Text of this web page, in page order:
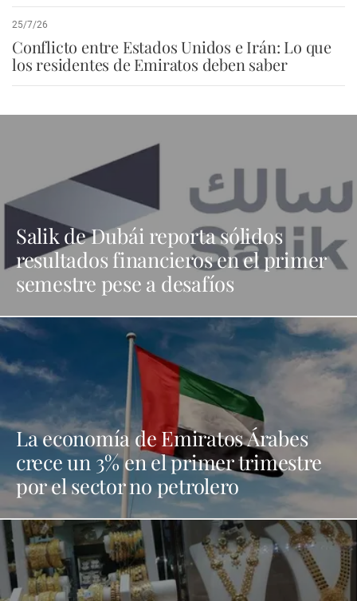
25/7/26
Conflicto entre Estados Unidos e Irán: Lo que
los residentes de Emiratos deben saber
Salik de Dubái reporta sólidos
resultados financieros en el primer
semestre pese a desafíos
La economía de Emiratos Árabes
crece un 3% en el primer trimestre
por el sector no petrolero